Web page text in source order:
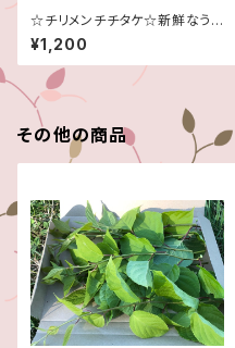
☆チリメンチチタケ☆新鮮なうち
に急速冷凍！☆150グラム☆
¥1,200
その他の商品